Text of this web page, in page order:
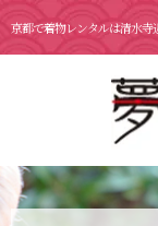
京都で着物レンタルは清水
京都の着物レンタル
ンタル 夢京都高台寺